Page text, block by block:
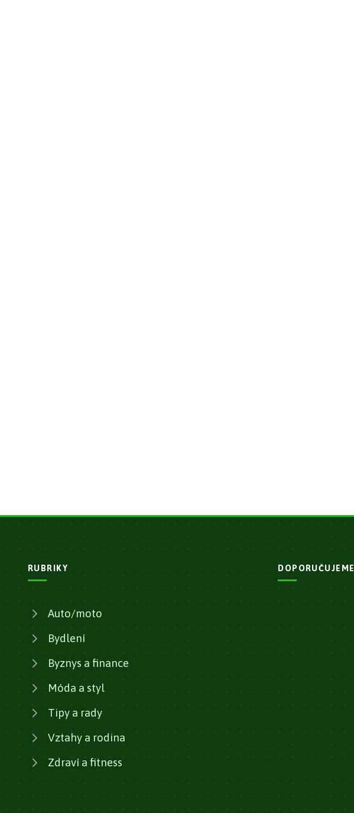
RUBRIKY
Auto/moto
Bydlení
Byznys a finance
Móda a styl
Tipy a rady
Vztahy a rodina
Zdraví a fitness
DOPORUČUJEME